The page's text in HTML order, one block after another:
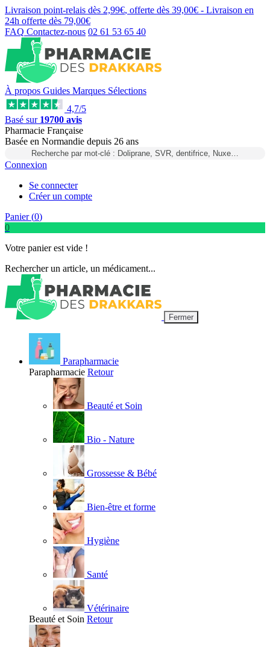
Livraison point-relais dès 2,99€, offerte dès 39,00€ - Livraison en
24h offerte dès 79,00€
FAQ Contactez-nous 02 61 53 65 40
À propos Guides Marques Sélections
4,7/5
Basé sur 19700 avis
Pharmacie Française
Basée en Normandie depuis 26 ans
Recherche par mot-clé : Doliprane, SVR, dentifrice, Nuxe…
Connexion
Se connecter
Créer un compte
Panier (0)
0
Votre panier est vide !
Rechercher un article, un médicament...
Fermer
Parapharmacie
Parapharmacie Retour
Beauté et Soin
Bio - Nature
Grossesse & Bébé
Bien-être et forme
Hygiène
Santé
Vétérinaire
Beauté et Soin Retour